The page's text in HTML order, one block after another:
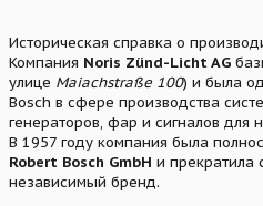
Историческая справка о
Компания Noris Zünd-Licht AG
улице Maiachstraße 100) и была
Bosch в сфере производства
генераторов, фар и сигналов для
В 1957 году компания была
Robert Bosch GmbH и прекратила
независимый бренд.